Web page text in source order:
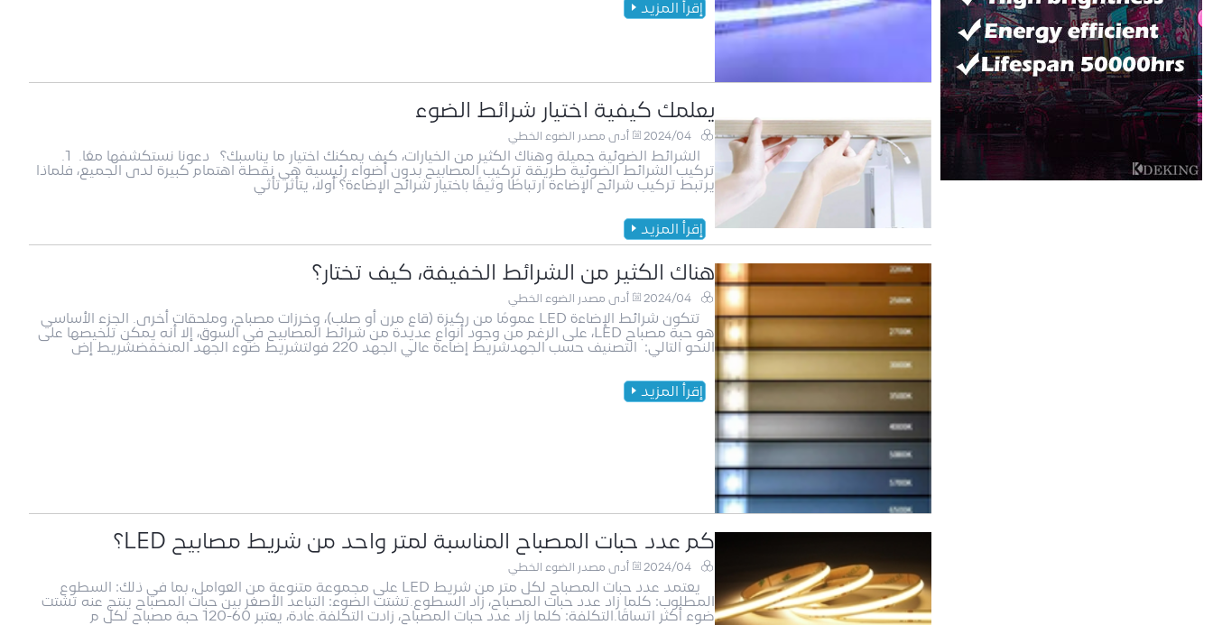
إقرأ المزيد
يعلمك كيفية اختيار شرائط الضوء
2024/04 أدى مصدر الضوء الخطي
الشرائط الضوئية جميلة وهناك الكثير من الخيارات، كيف يمكنك اختيار ما يناسبك؟ دعونا نستكشفها معًا. 1.
تركيب الشرائط الضوئية طريقة تركيب المصابيح بدون أضواء رئيسية هي نقطة اهتمام كبيرة لدى الجميع، فلماذا
يرتبط تركيب شرائح الإضاءة ارتباطًا وثيقًا باختيار شرائح الإضاءة؟ أولا، يتأثر تأثي
إقرأ المزيد
هناك الكثير من الشرائط الخفيفة، كيف تختار؟
2024/04 أدى مصدر الضوء الخطي
تتكون شرائط الإضاءة LED عمومًا من ركيزة (قاع مرن أو صلب)، وخرزات مصباح، وملحقات أخرى. الجزء الأساسي
هو حبة مصباح LED، على الرغم من وجود أنواع عديدة من شرائط المصابيح في السوق، إلا أنه يمكن تلخيصها على
النحو التالي: التصنيف حسب الجهدشريط إضاءة عالي الجهد 220 فولتشريط ضوء الجهد المنخفضشريط إض
إقرأ المزيد
كم عدد حبات المصباح المناسبة لمتر واحد من شريط مصابيح LED؟
2024/04 أدى مصدر الضوء الخطي
يعتمد عدد حبات المصباح لكل متر من شريط LED على مجموعة متنوعة من العوامل، بما في ذلك: السطوع
المطلوب: كلما زاد عدد حبات المصباح، زاد السطوع.تشتت الضوء: التباعد الأصغر بين حبات المصباح ينتج عنه تشتت
ضوء أكثر اتساقًا.التكلفة: كلما زاد عدد حبات المصباح، زادت التكلفة.عادة، يعتبر 60-120 حبة مصباح لكل م